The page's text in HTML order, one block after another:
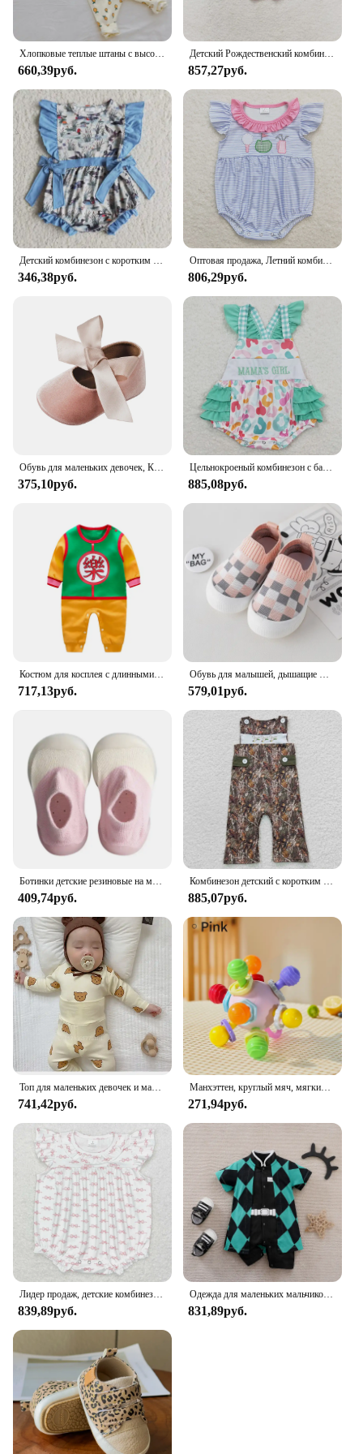
Хлопковые теплые штаны с высокой талией + топ с длинными рукавами и круглым вырезом, комплекты нижнего белья для малышей, костюмы для маленьких девочек и мальчиков, новые милые пижамы для детей 0-3 лет
660,39руб.
Детский Рождественский комбинезон с бантом, с длинным рукавом
857,27руб.
346,38руб.
Оптовая продажа, Летний комбинезон с вышивкой для новорожденных, цельная одежда для маленьких девочек с цветочным рисунком, шариками для арбуза
806,29руб.
375,10руб.
Цельнокроеный комбинезон с бантом для малышей и девочек
885,08руб.
717,13руб. 579,01руб.
409,74руб. 885,07руб.
Топ для маленьких девочек и мальчиков, штаны из двух предметов, нижнее белье для малышей на весну и осень, Детская домашняя одежда, одежда для детей от 0 до 3 лет
741,42руб.
Манхэттен, круглый мяч, мягкий силиконовый мяч для рук, погремушка для младенцев, Жевательные Зубы для малышей, Успокаивающая детская сенсорная игрушка, подарок для новорожденных
271,94руб.
Лидер продаж, детские комбинезоны для маленьких девочек, розовый комбинезон с бантом и рукавами-фонариками, Осенние Комбинезоны для маленьких девочек, комбинезоны
839,89руб.
Одежда для маленьких мальчиков, костюм для новорожденных, летняя дышащая одежда для скалолазания, Детский комбинезон для косплея
831,89руб.